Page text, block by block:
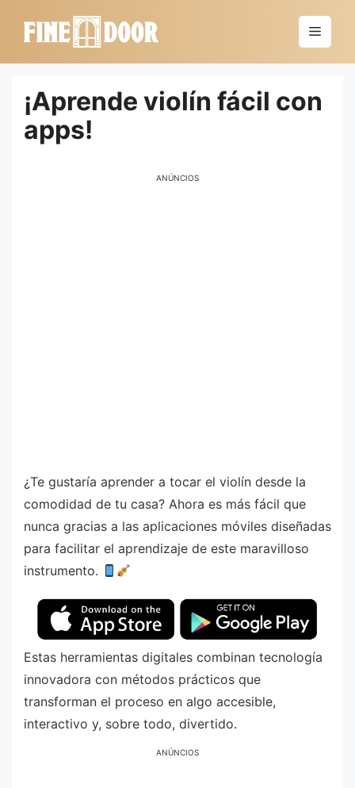
Menú
¡Aprende violín fácil con
apps!
ANÚNCIOS
¿Te gustaría aprender a tocar el violín desde la
comodidad de tu casa? Ahora es más fácil que
nunca gracias a las aplicaciones móviles diseñadas
para facilitar el aprendizaje de este maravilloso
instrumento.
Estas herramientas digitales combinan tecnología
innovadora con métodos prácticos que
transforman el proceso en algo accesible,
interactivo y, sobre todo, divertido.
ANÚNCIOS